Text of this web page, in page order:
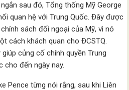
sau đó, Tổng thống Mỹ George
quan hệ với Trung Quốc. Đây được
sách đối ngoại của Mỹ, vì nó
cách khách quan cho ĐCSTQ.
củng cố chính quyền Trung
cho đến ngày nay.
Pence từng nói rằng, sau khi Liên